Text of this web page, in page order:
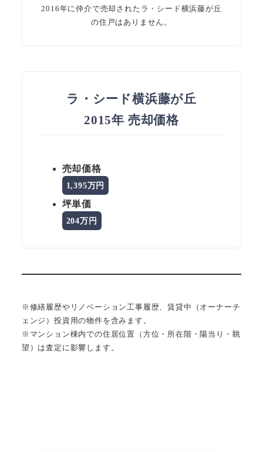
2016年に仲介で売却されたラ・シード横浜藤が丘
の住戸はありません。
ラ・シード横浜藤が丘
2015年 売却価格
売却価格
1,395万円
坪単価
204万円
※修繕履歴やリノベーション工事履歴、賃貸中（オーナーチ
ェンジ）投資用の物件を含みます。
※マンション棟内での住居位置（方位・所在階・陽当り・眺
望）は査定に影響します。